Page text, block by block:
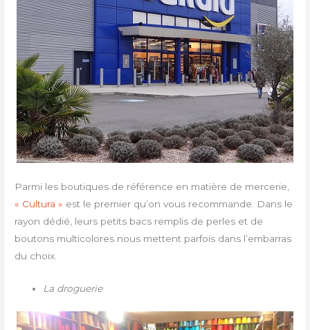
Parmi les boutiques de référence en matière de mercerie,
« Cultura » est le premier qu’on vous recommande. Dans le
rayon dédié, leurs petits bacs remplis de perles et de
boutons multicolores nous mettent parfois dans l’embarras
du choix.
La droguerie